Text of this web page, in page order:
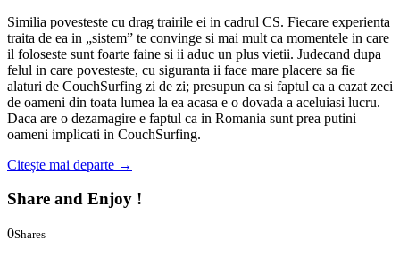
Similia povesteste cu drag trairile ei in cadrul CS. Fiecare experienta
traita de ea in „sistem” te convinge si mai mult ca momentele in care
il foloseste sunt foarte faine si ii aduc un plus vietii. Judecand dupa
felul in care povesteste, cu siguranta ii face mare placere sa fie
alaturi de CouchSurfing zi de zi; presupun ca si faptul ca a cazat zeci
de oameni din toata lumea la ea acasa e o dovada a aceluiasi lucru.
Daca are o dezamagire e faptul ca in Romania sunt prea putini
oameni implicati in CouchSurfing.
Citește mai departe →
Share and Enjoy !
0Shares